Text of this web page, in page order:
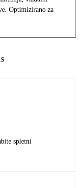
Optimizirano za
spletni